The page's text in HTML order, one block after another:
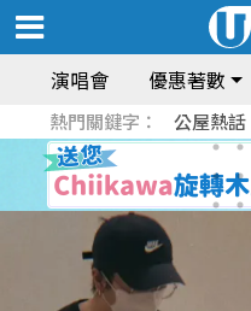
演唱會 優惠著數
熱門關鍵字： 公屋熱話